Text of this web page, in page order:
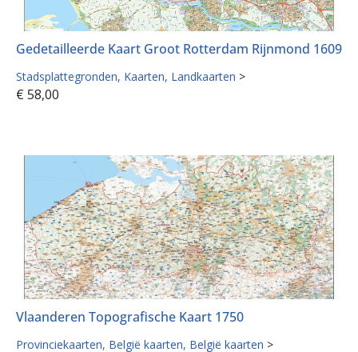
Gedetailleerde Kaart Groot Rotterdam Rijnmond 1609
Stadsplattegronden Kaarten Landkaarten >
€ 58,00
Vlaanderen Topografische Kaart 1750
Provinciekaarten België kaarten België kaarten >